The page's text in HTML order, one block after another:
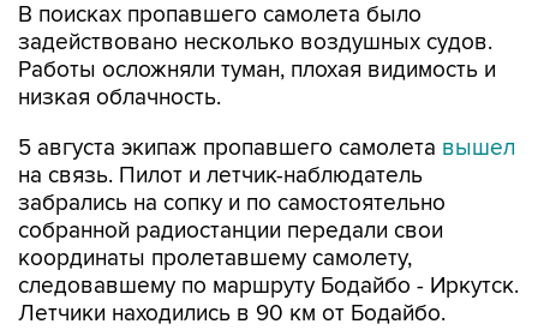
В поисках пропавшего самолета было
задействовано несколько воздушных судов.
Работы осложняли туман, плохая видимость и
низкая облачность.
5 августа экипаж пропавшего самолета вышел
на связь. Пилот и летчик-наблюдатель
забрались на сопку и по самостоятельно
собранной радиостанции передали свои
координаты пролетавшему самолету,
следовавшему по маршруту Бодайбо - Иркутск.
Летчики находились в 90 км от Бодайбо.